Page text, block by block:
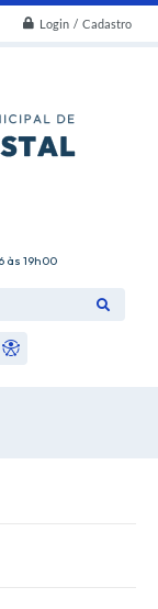
Login / Cadastro
19h00